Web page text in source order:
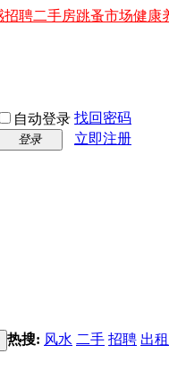
招聘二手房跳蚤市场健康
自动登录 找回密码
登录
立即注册
热搜: 风水 二手 招聘 出租